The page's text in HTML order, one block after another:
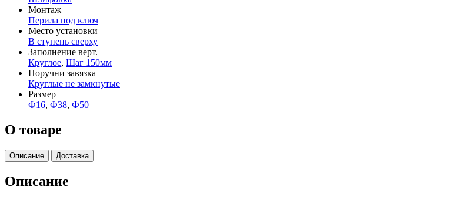
Монтаж
Перила под ключ
Место установки
В ступень сверху
Заполнение верт.
Круглое, Шаг 150мм
Поручни завязка
Круглые не замкнутые
Размер
Ф16, Ф38, Ф50
О товаре
Описание Доставка
Описание